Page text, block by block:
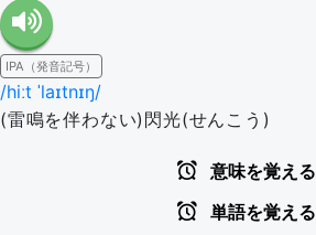
IPA（発音記号）
/hiːt ˈlaɪtnɪŋ/
(雷鳴を伴わない)閃光(せんこう)
意味を覚える
単語を覚える